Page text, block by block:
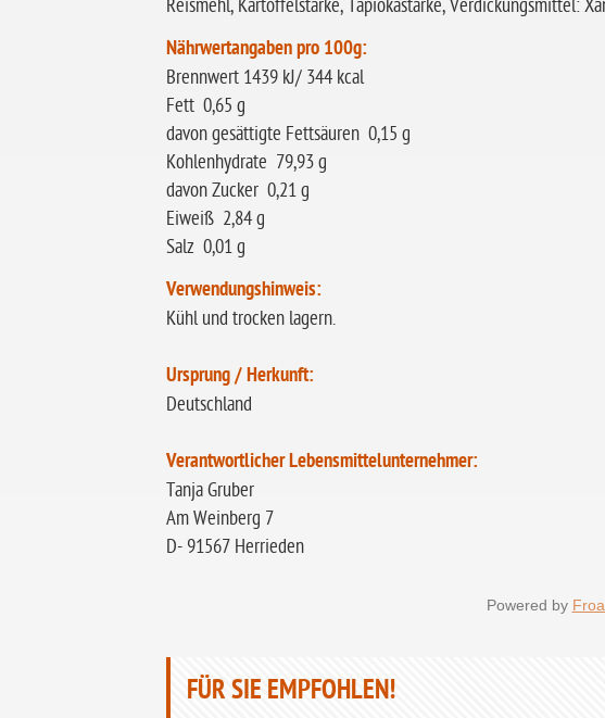
Reismehl, Kartoffelstärke, Tapiokastärke, Verdickungsmittel:
Nährwertangaben pro 100g:
Brennwert 1439 kJ/ 344 kcal
Fett 0,65 g
davon gesättigte Fettsäuren 0,15 g
Kohlenhydrate 79,93 g
davon Zucker 0,21 g
Eiweiß 2,84 g
Salz 0,01 g
Verwendungshinweis:
Kühl und trocken lagern.
Ursprung / Herkunft:
Deutschland
Verantwortlicher Lebensmittelunternehmer:
Tanja Gruber
Am Weinberg 7
D- 91567 Herrieden
Powered by
FÜR SIE EMPFOHLEN!